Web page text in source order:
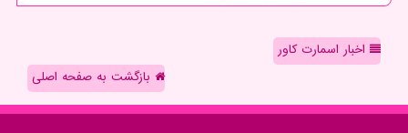
اخبار اسمارت کاور
بازگشت به صفحه اصلی